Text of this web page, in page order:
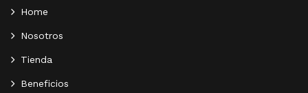
Home
Nosotros
Tienda
Beneficios